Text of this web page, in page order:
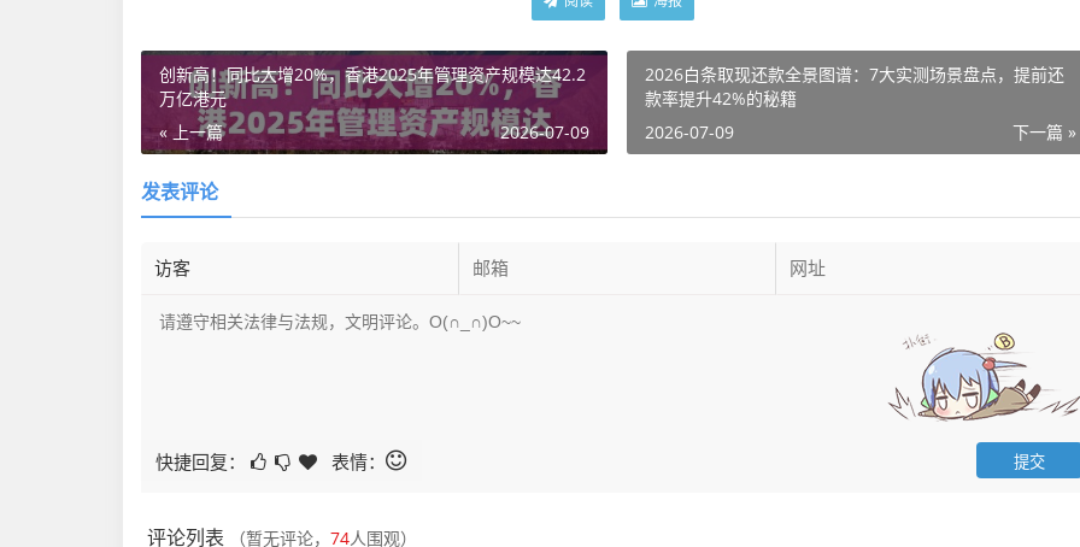
创新高！同比大增20%，香港2025年管理资产规模达42.2
万亿港元
« 上一篇
2026-07-09
2026白条取现还款全景图谱：7大实测场景盘点，提前还
款率提升42%的秘籍
下一篇 »
2026-07-09
发表评论
快捷回复： 表情：
评论列表 （暂无评论， 74人围观）